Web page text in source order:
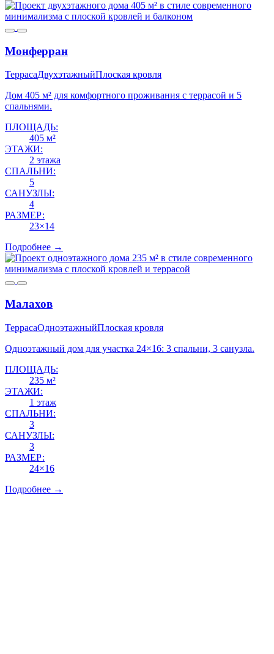
Монферран
ТеррасаДвухэтажныйПлоская кровля
Дом 405 м² для комфортного проживания с террасой и 5
спальнями.
ПЛОЩАДЬ:
405 м²
ЭТАЖИ:
2 этажа
СПАЛЬНИ:
5
САНУЗЛЫ:
4
РАЗМЕР:
23×14
Подробнее →
Малахов
ТеррасаОдноэтажныйПлоская кровля
Одноэтажный дом для участка 24×16: 3 спальни, 3 санузла.
ПЛОЩАДЬ:
235 м²
ЭТАЖИ:
1 этаж
СПАЛЬНИ:
3
САНУЗЛЫ:
3
РАЗМЕР:
24×16
Подробнее →